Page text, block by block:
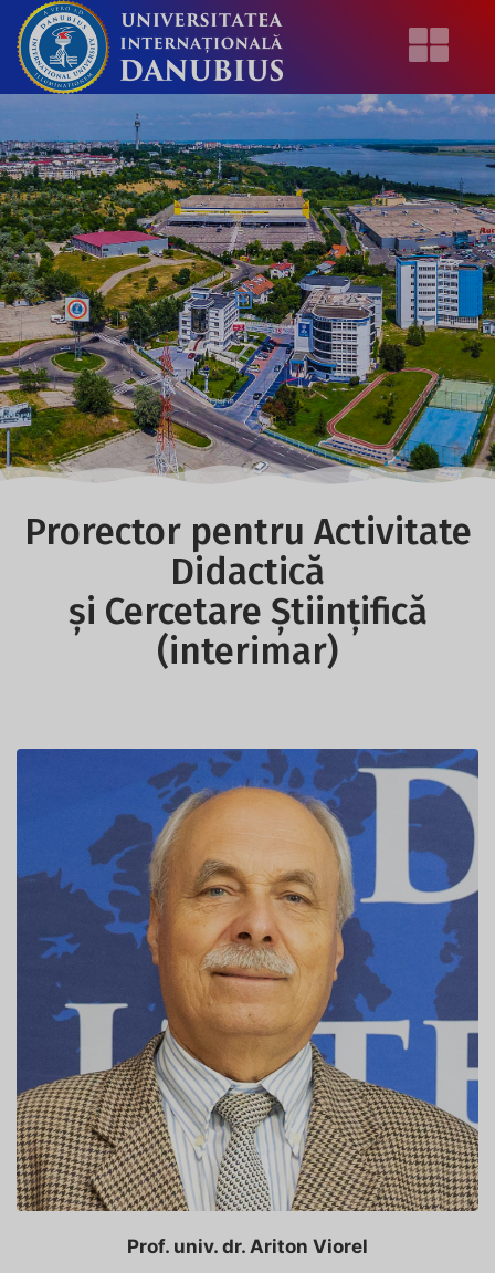
Prorector pentru Activitate
Didactică
și Cercetare Științifică
(interimar)
Prof. univ. dr. Ariton Viorel